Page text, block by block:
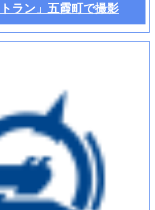
ラン」五霞町で撮影